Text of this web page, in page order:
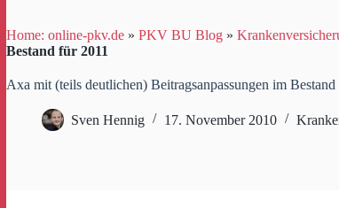
Home: online-pkv.de » PKV BU Blog »
Bestand für 2011
Axa mit (teils deutlichen) Beitragsanpassungen im Bestand
Sven Hennig 17. November 2010